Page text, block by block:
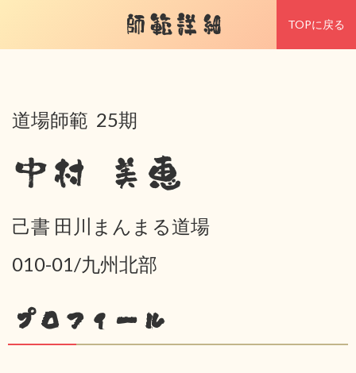
師範詳細 TOPに戻る
道場師範 25期
中村 美恵
己書 田川まんまる道場
010-01/九州北部
プロフィール